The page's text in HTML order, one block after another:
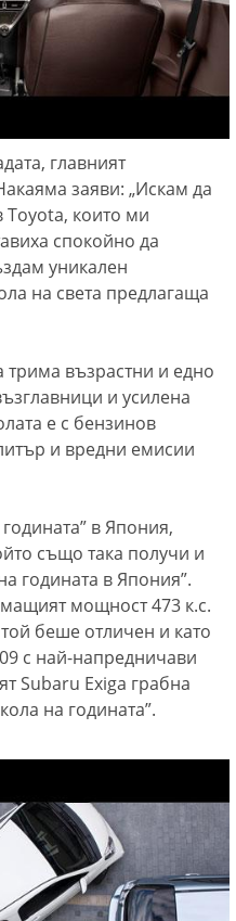
главният
заяви: „Искам да
Toyota, които ми
спокойно да
уникален
на света предлагаща
трима възрастни и едно
и усилена
е с бензинов
и вредни емисии
в Япония,
също така получи и
годината в Япония”.
мощност 473 к.с.
беше отличен и като
с най-напредничави
Subaru Exiga грабна
на годината”.